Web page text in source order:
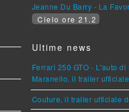
Jeanne Du Barry - La
Cielo ore 21.2
Ultime news
Ferrari 250 GTO - L'auto
Maranello, il trailer
Couture, il trailer ufficiale